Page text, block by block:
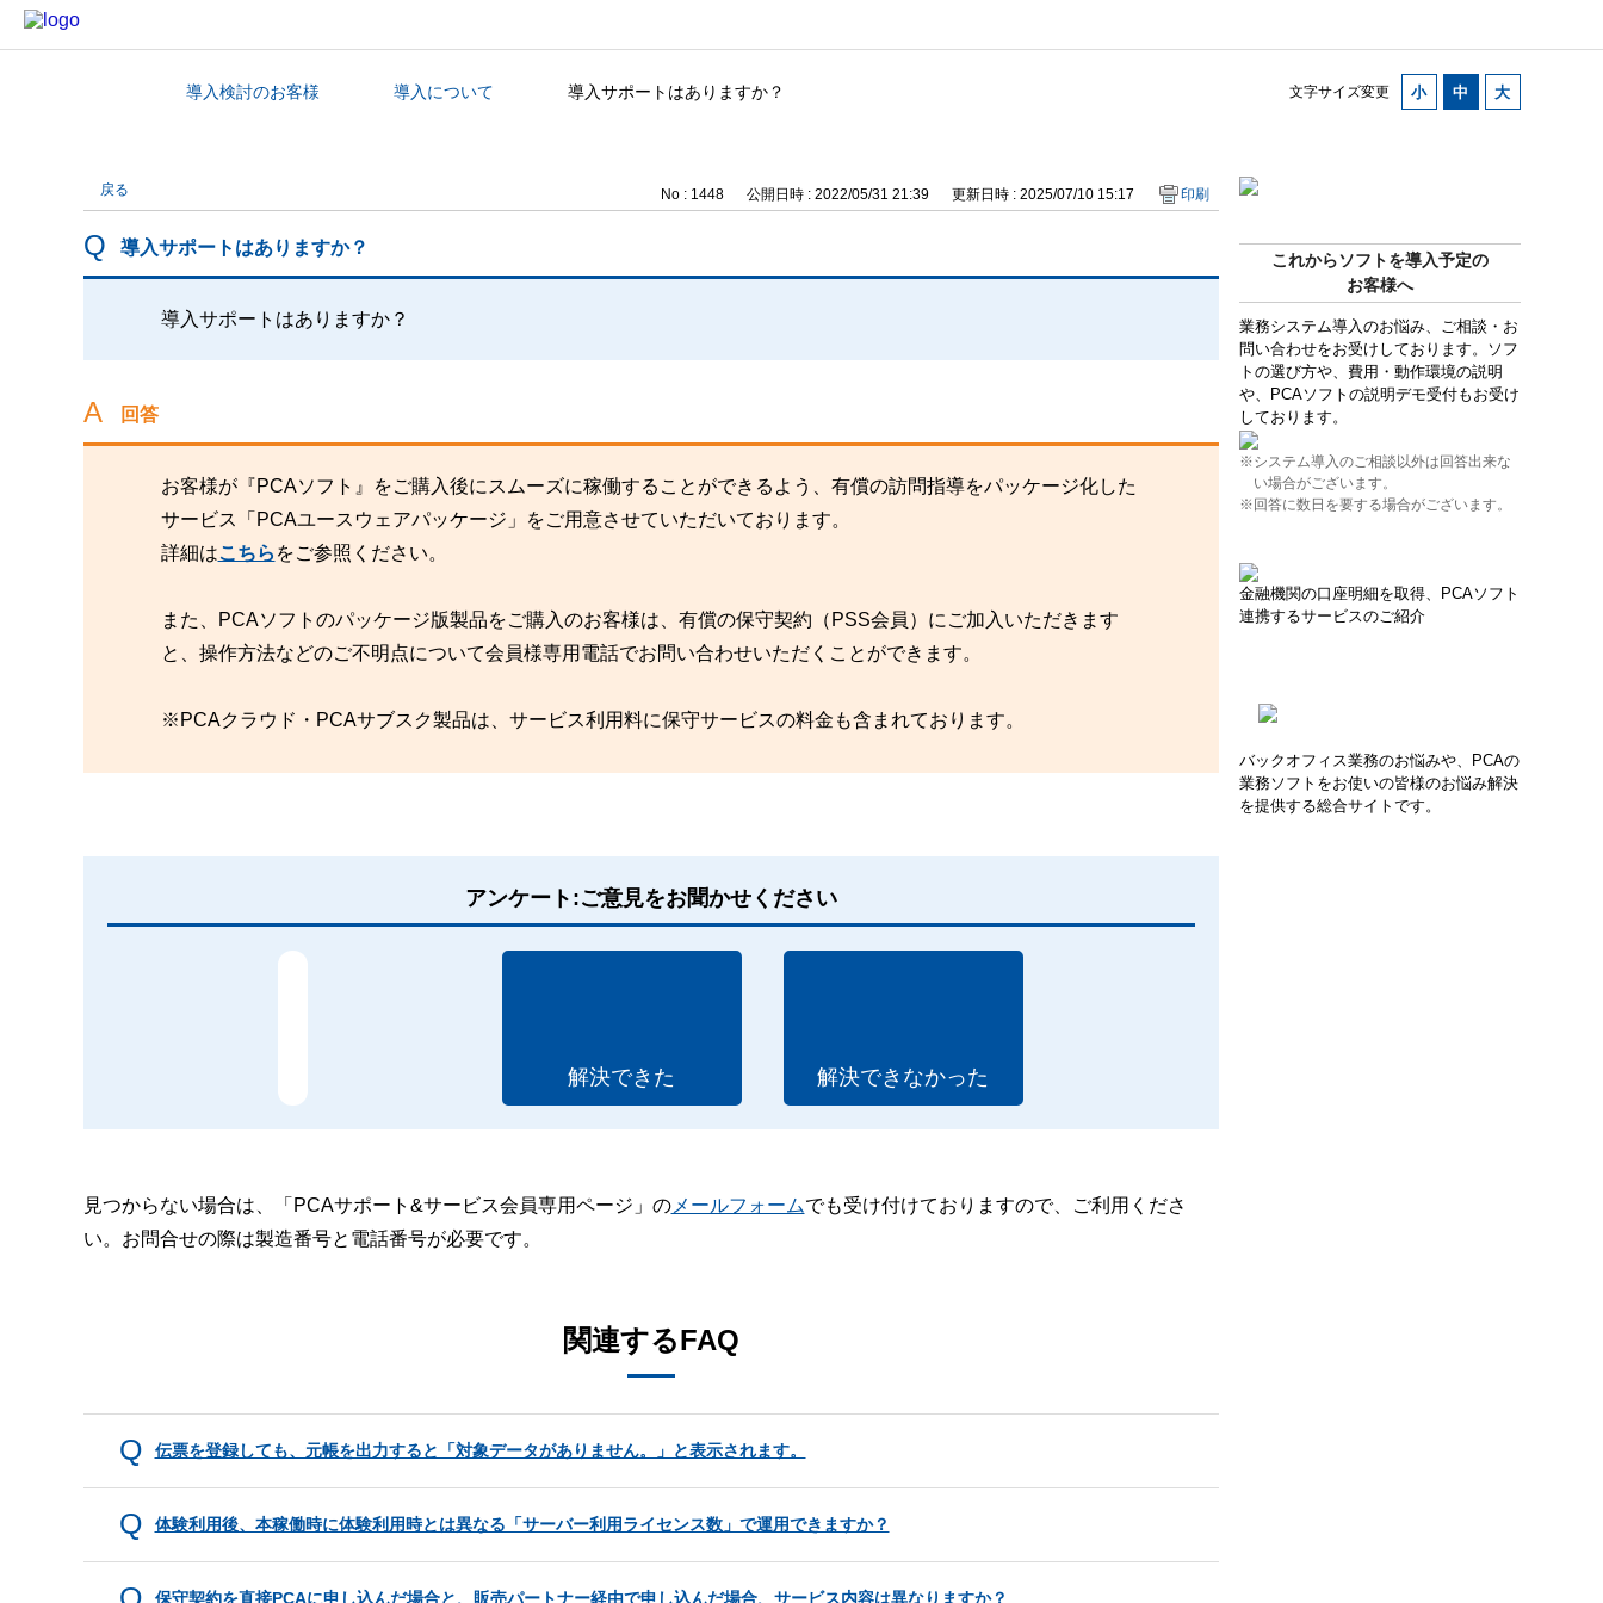
文字サイズ変更
カテゴリから探す導入検討のお客様 導入について 導入サポートはありますか？
これからソフトを導入予定の
お客様へ
業務システム導入のお悩み、ご相談・お
問い合わせをお受けしております。ソフ
トの選び方や、費用・動作環境の説明
や、PCAソフトの説明デモ受付もお受け
しております。
※システム導入のご相談以外は回答出来な
い場合がございます。
※回答に数日を要する場合がございます。
金融機関の口座明細を取得、PCAソフト
連携するサービスのご紹介
バックオフィス業務のお悩みや、PCAの
業務ソフトをお使いの皆様のお悩み解決
を提供する総合サイトです。
戻る No : 1448 公開日時 : 2022/05/31 21:39 更新日時 : 2025/07/10 15:17 印刷
導入サポートはありますか？
導入サポートはありますか？
回答
お客様が『PCAソフト』をご購入後にスムーズに稼働することができるよう、有償の訪問指導をパッケージ化した
サービス「PCAユースウェアパッケージ」をご用意させていただいております。
詳細はこちら をご参照ください。
また、PCAソフトのパッケージ版製品をご購入のお客様は、有償の保守契約（PSS会員）にご加入いただきます
と、操作方法などのご不明点について会員様専用電話でお問い合わせいただくことができます。
※PCAクラウド・PCAサブスク製品は、サービス利用料に保守サービスの料金も含まれております。
アンケート:ご意見をお聞かせください
解決できた 解決できなかった
見つからない場合は、「PCAサポート&サービス会員専用ページ」のメールフォームでも受け付けておりますので、ご利用くださ
い。お問合せの際は製造番号と電話番号が必要です。
関連するFAQ
伝票を登録しても、元帳を出力すると「対象データがありません。」と表示されます。
体験利用後、本稼働時に体験利用時とは異なる「サーバー利用ライセンス数」で運用できますか？
保守契約を直接PCAに申し込んだ場合と、販売パートナー経由で申し込んだ場合、サービス内容は異なりますか？